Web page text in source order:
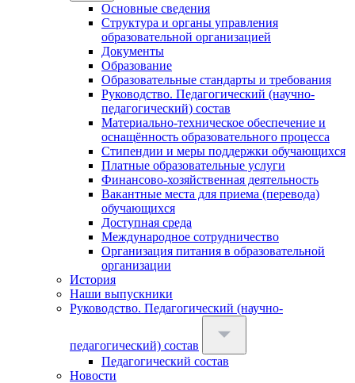
Основные сведения
Структура и органы управления
образовательной организацией
Документы
Образование
Образовательные стандарты и требования
Руководство. Педагогический (научно-
педагогический) состав
Материально-техническое обеспечение и
оснащённость образовательного процесса
Стипендии и меры поддержки обучающихся
Платные образовательные услуги
Финансово-хозяйственная деятельность
Вакантные места для приема (перевода)
обучающихся
Доступная среда
Международное сотрудничество
Организация питания в образовательной
организации
История
Наши выпускники
Руководство. Педагогический (научно-
педагогический) состав
Педагогический состав
Новости